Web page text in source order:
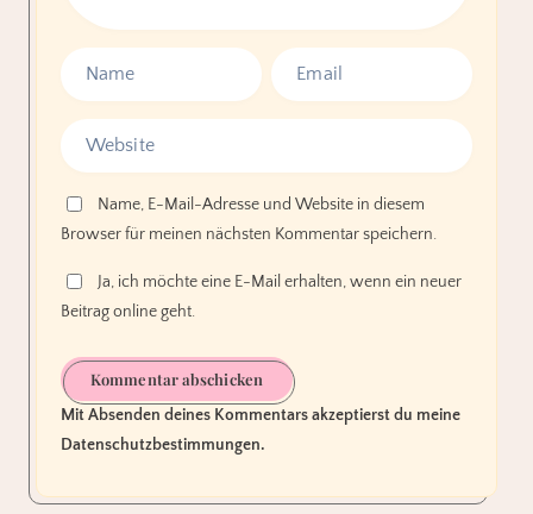
Name, E-Mail-Adresse und Website in diesem
Browser für meinen nächsten Kommentar speichern.
Ja, ich möchte eine E-Mail erhalten, wenn ein neuer
Beitrag online geht.
Kommentar abschicken
Mit Absenden deines Kommentars akzeptierst du meine
Datenschutzbestimmungen.